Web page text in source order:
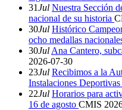
31Jul Nuestra Sección
nacional de su historia
30Jul Histórico
ocho medallas
30Jul Ana Cantero,
2026-07-30
23Jul Recibimos a la
Instalaciones Deportivas
22Jul Horarios para
16 de agosto CMIS